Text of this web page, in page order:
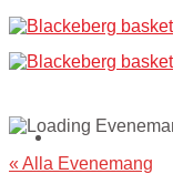
Skip
to
content
« Alla Evenemang